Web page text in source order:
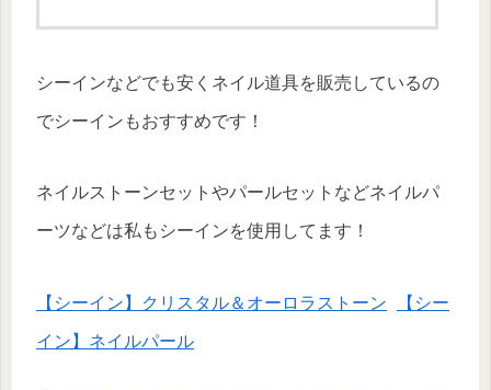
シーインなどでも安くネイル道具を販売しているの
でシーインもおすすめです！
ネイルストーンセットやパールセットなどネイルパ
ーツなどは私もシーインを使用してます！
【シーイン】クリスタル＆オーロラストーン 【シー
イン】ネイルパール